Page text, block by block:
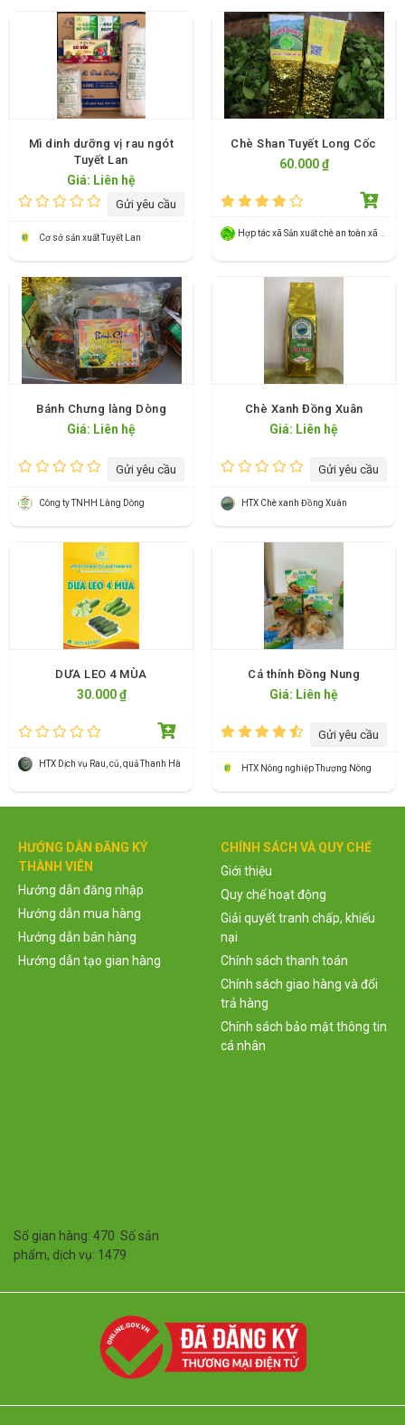
Mì dinh dưỡng vị rau ngót
Tuyết Lan
Giá: Liên hệ
Gửi yêu cầu
Cơ sở sản xuất Tuyết Lan
Chè Shan Tuyết Long Cốc
60.000 ₫
Bánh Chưng làng Dòng
Giá: Liên hệ
Gửi yêu cầu
Công ty TNHH Làng Dòng
Chè Xanh Đồng Xuân
Giá: Liên hệ
Gửi yêu cầu
HTX Chè xanh Đồng Xuân
DƯA LEO 4 MÙA
30.000 ₫
HTX Dịch vụ Rau, củ, quả Thanh Hà
Cá thính Đồng Nung
Giá: Liên hệ
Gửi yêu cầu
HTX Nông nghiệp Thượng Nông
HƯỚNG DẪN ĐĂNG KÝ
THÀNH VIÊN
Hướng dẫn đăng nhập
Hướng dẫn mua hàng
Hướng dẫn bán hàng
Hướng dẫn tạo gian hàng
CHÍNH SÁCH VÀ QUY CHẾ
Giới thiệu
Quy chế hoạt động
Giải quyết tranh chấp, khiếu
nại
Chính sách thanh toán
Chính sách giao hàng và đổi
trả hàng
Chính sách bảo mật thông tin
cá nhân
Số gian hàng: 470 Số sản
phẩm, dịch vụ: 1479